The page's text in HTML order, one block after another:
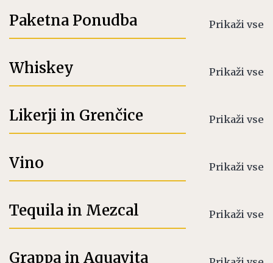
Paketna Ponudba Prikaži vse
Whiskey Prikaži vse
Likerji in Grenčice Prikaži vse
Vino Prikaži vse
Tequila in Mezcal Prikaži vse
Grappa in Aquavita